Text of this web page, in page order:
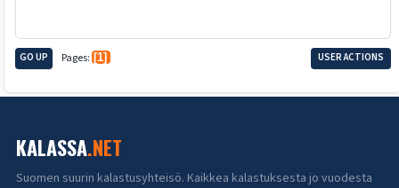
GO UP Pages 1 USER ACTIONS
KALASSA.NET
Suomen suurin kalastusyhteisö. Kaikkea kalastuksesta jo vuodesta